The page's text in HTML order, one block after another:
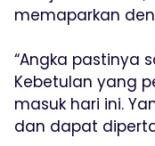
memaparkan
“Angka pastinya
Kebetulan yang
masuk hari ini.
dan dapat